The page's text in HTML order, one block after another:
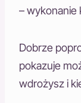
– wykonanie
Dobrze
pokazuje
wdrożysz i